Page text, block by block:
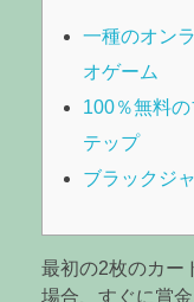
一種のオン
オゲーム
100％無料
テップ
ブラックジ
最初の2枚のカー
場合、すぐに賞